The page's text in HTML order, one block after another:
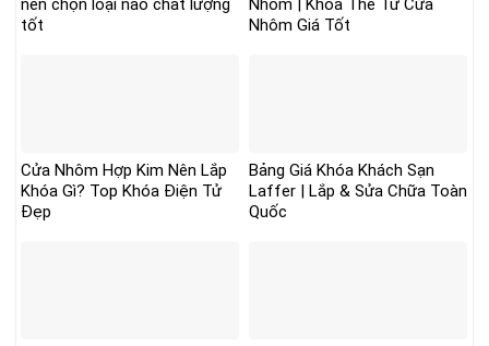
nên chọn loại nào chất lượng
tốt
Nhôm | Khóa Thẻ Từ Cửa
Nhôm Giá Tốt
Cửa Nhôm Hợp Kim Nên Lắp
Khóa Gì? Top Khóa Điện Tử
Đẹp
Bảng Giá Khóa Khách Sạn
Laffer | Lắp & Sửa Chữa Toàn
Quốc